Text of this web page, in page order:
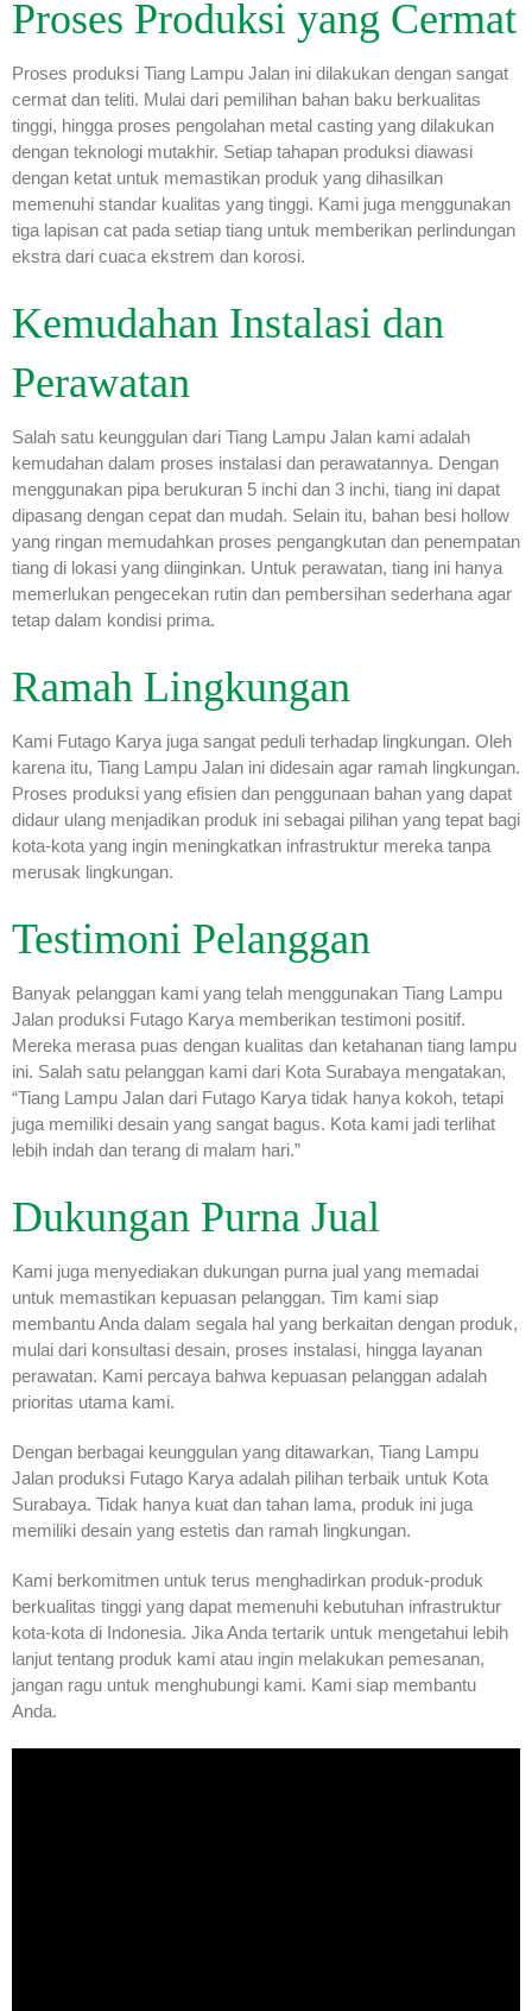
Proses Produksi yang Cermat
Proses produksi Tiang Lampu Jalan ini dilakukan dengan sangat
cermat dan teliti. Mulai dari pemilihan bahan baku berkualitas
tinggi, hingga proses pengolahan metal casting yang dilakukan
dengan teknologi mutakhir. Setiap tahapan produksi diawasi
dengan ketat untuk memastikan produk yang dihasilkan
memenuhi standar kualitas yang tinggi. Kami juga menggunakan
tiga lapisan cat pada setiap tiang untuk memberikan perlindungan
ekstra dari cuaca ekstrem dan korosi.
Kemudahan Instalasi dan
Perawatan
Salah satu keunggulan dari Tiang Lampu Jalan kami adalah
kemudahan dalam proses instalasi dan perawatannya. Dengan
menggunakan pipa berukuran 5 inchi dan 3 inchi, tiang ini dapat
dipasang dengan cepat dan mudah. Selain itu, bahan besi hollow
yang ringan memudahkan proses pengangkutan dan penempatan
tiang di lokasi yang diinginkan. Untuk perawatan, tiang ini hanya
memerlukan pengecekan rutin dan pembersihan sederhana agar
tetap dalam kondisi prima.
Ramah Lingkungan
Kami Futago Karya juga sangat peduli terhadap lingkungan. Oleh
karena itu, Tiang Lampu Jalan ini didesain agar ramah lingkungan.
Proses produksi yang efisien dan penggunaan bahan yang dapat
didaur ulang menjadikan produk ini sebagai pilihan yang tepat bagi
kota-kota yang ingin meningkatkan infrastruktur mereka tanpa
merusak lingkungan.
Testimoni Pelanggan
Banyak pelanggan kami yang telah menggunakan Tiang Lampu
Jalan produksi Futago Karya memberikan testimoni positif.
Mereka merasa puas dengan kualitas dan ketahanan tiang lampu
ini. Salah satu pelanggan kami dari Kota Surabaya mengatakan,
“Tiang Lampu Jalan dari Futago Karya tidak hanya kokoh, tetapi
juga memiliki desain yang sangat bagus. Kota kami jadi terlihat
lebih indah dan terang di malam hari.”
Dukungan Purna Jual
Kami juga menyediakan dukungan purna jual yang memadai
untuk memastikan kepuasan pelanggan. Tim kami siap
membantu Anda dalam segala hal yang berkaitan dengan produk,
mulai dari konsultasi desain, proses instalasi, hingga layanan
perawatan. Kami percaya bahwa kepuasan pelanggan adalah
prioritas utama kami.
Dengan berbagai keunggulan yang ditawarkan, Tiang Lampu
Jalan produksi Futago Karya adalah pilihan terbaik untuk Kota
Surabaya. Tidak hanya kuat dan tahan lama, produk ini juga
memiliki desain yang estetis dan ramah lingkungan.
Kami berkomitmen untuk terus menghadirkan produk-produk
berkualitas tinggi yang dapat memenuhi kebutuhan infrastruktur
kota-kota di Indonesia. Jika Anda tertarik untuk mengetahui lebih
lanjut tentang produk kami atau ingin melakukan pemesanan,
jangan ragu untuk menghubungi kami. Kami siap membantu
Anda.